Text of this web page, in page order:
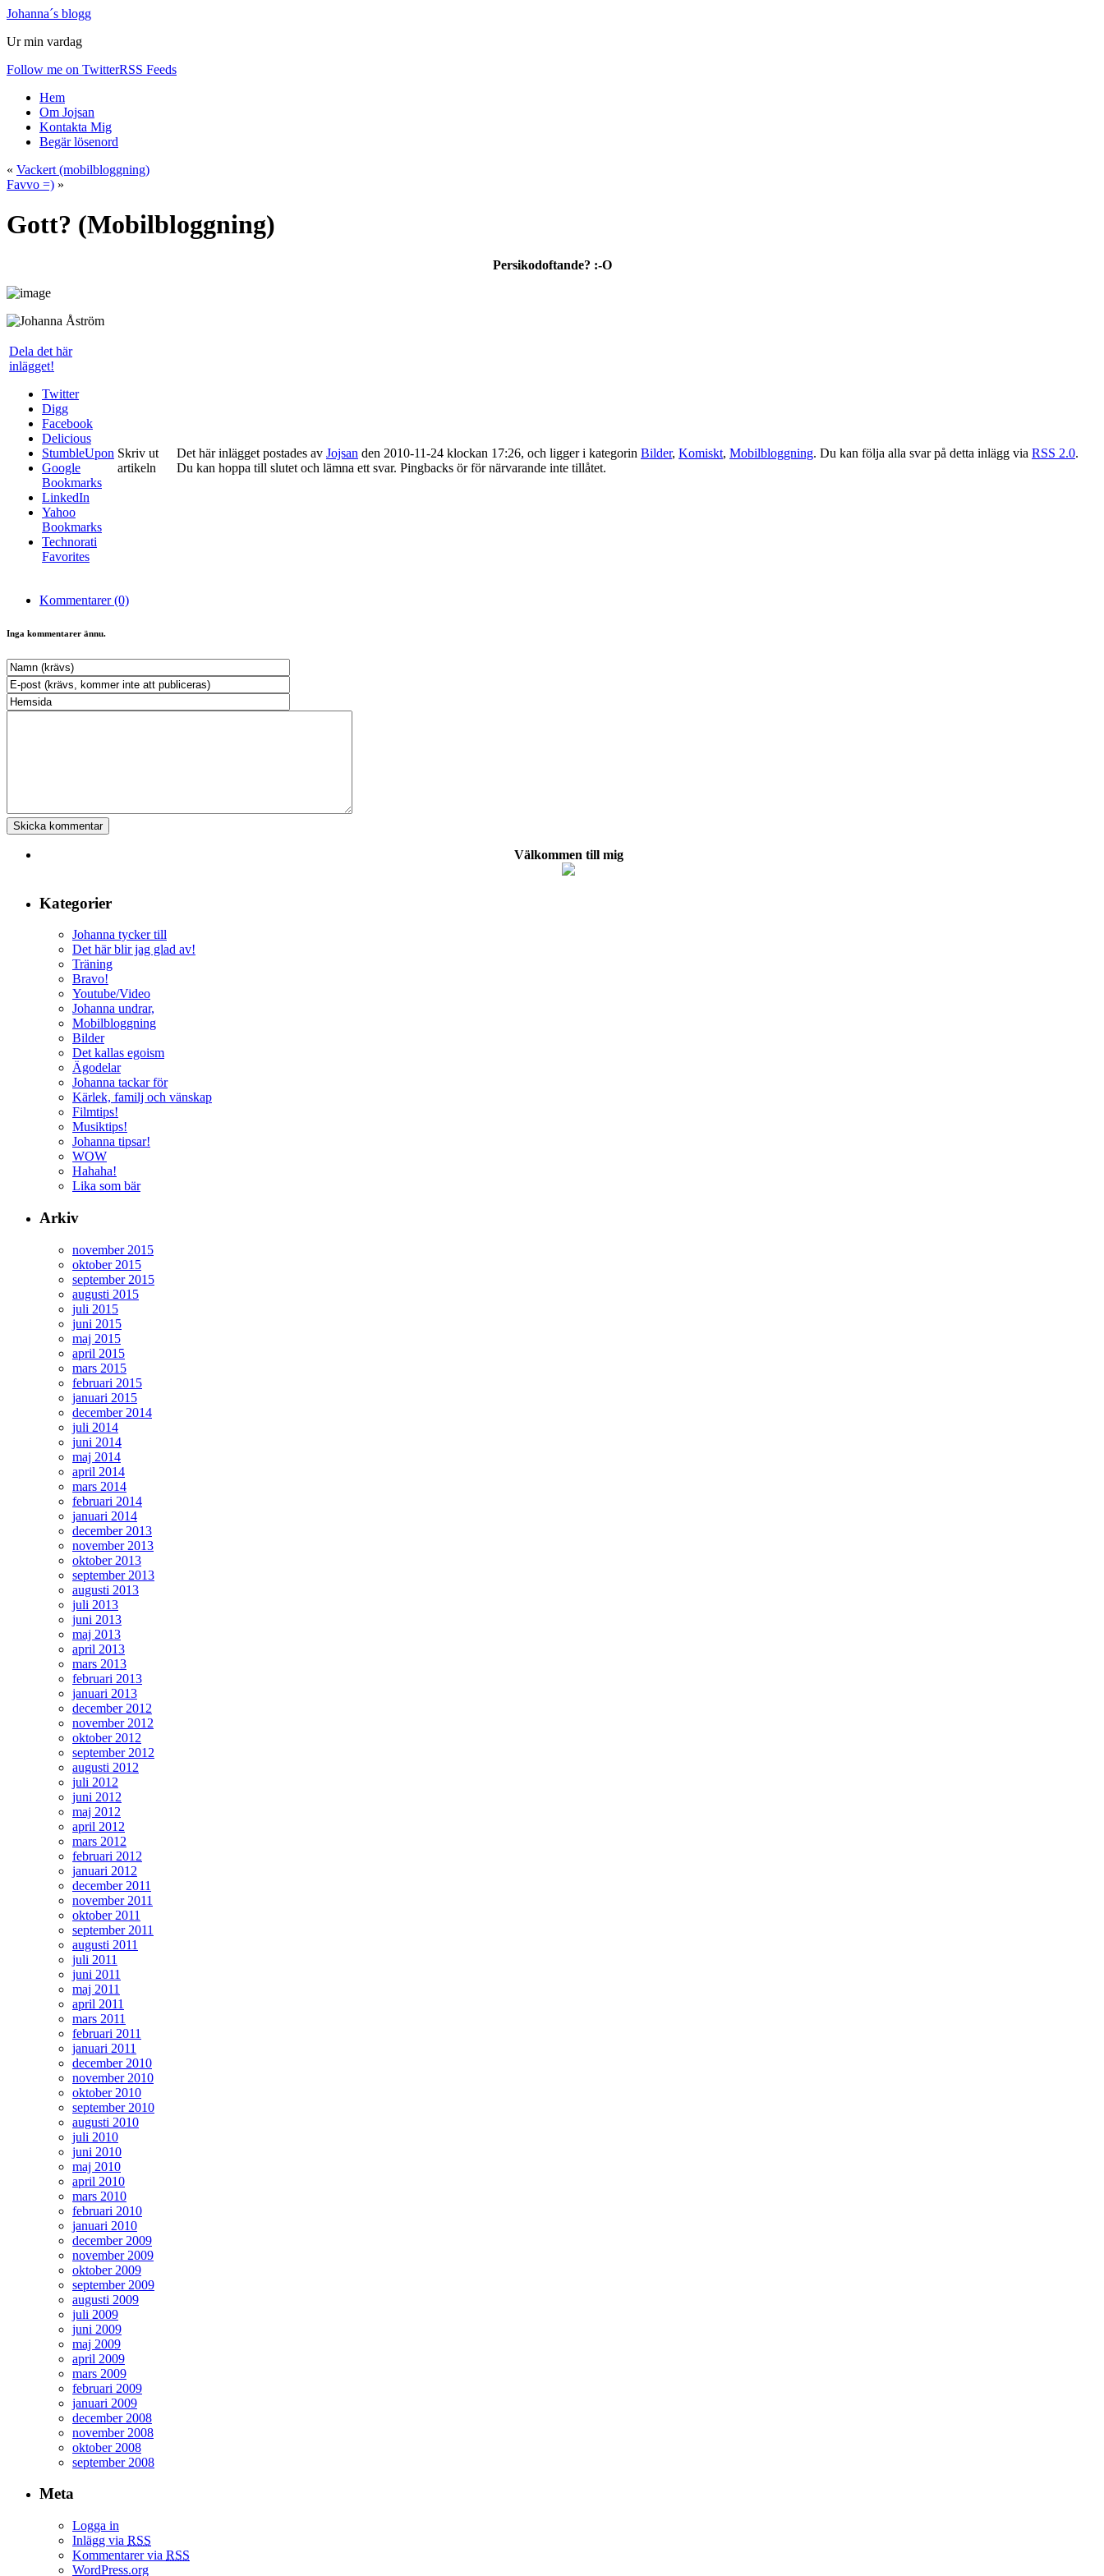
Johanna´s blogg
Ur min vardag
Follow me on TwitterRSS Feeds
Hem
Om Jojsan
Kontakta Mig
Begär lösenord
« Vackert (mobilbloggning)
Favvo =) »
Gott? (Mobilbloggning)
Persikodoftande? :-O
Dela det här
inlägget!
Twitter
Digg
Facebook
Delicious
StumbleUpon
Google
Bookmarks
LinkedIn
Yahoo
Bookmarks
Technorati
Favorites
Skriv ut
artikeln
Det här inlägget postades av Jojsan den 2010-11-24 klockan 17:26, och ligger i kategorin Bilder, Komiskt, Mobilbloggning. Du kan följa alla svar på detta inlägg via RSS 2.0.
Du kan hoppa till slutet och lämna ett svar. Pingbacks ör för närvarande inte tillåtet.
Kommentarer (0)
Inga kommentarer ännu.
Välkommen till mig
Kategorier
Johanna tycker till
Det här blir jag glad av!
Träning
Bravo!
Youtube/Video
Johanna undrar,
Mobilbloggning
Bilder
Det kallas egoism
Ägodelar
Johanna tackar för
Kärlek, familj och vänskap
Filmtips!
Musiktips!
Johanna tipsar!
WOW
Hahaha!
Lika som bär
Arkiv
november 2015
oktober 2015
september 2015
augusti 2015
juli 2015
juni 2015
maj 2015
april 2015
mars 2015
februari 2015
januari 2015
december 2014
juli 2014
juni 2014
maj 2014
april 2014
mars 2014
februari 2014
januari 2014
december 2013
november 2013
oktober 2013
september 2013
augusti 2013
juli 2013
juni 2013
maj 2013
april 2013
mars 2013
februari 2013
januari 2013
december 2012
november 2012
oktober 2012
september 2012
augusti 2012
juli 2012
juni 2012
maj 2012
april 2012
mars 2012
februari 2012
januari 2012
december 2011
november 2011
oktober 2011
september 2011
augusti 2011
juli 2011
juni 2011
maj 2011
april 2011
mars 2011
februari 2011
januari 2011
december 2010
november 2010
oktober 2010
september 2010
augusti 2010
juli 2010
juni 2010
maj 2010
april 2010
mars 2010
februari 2010
januari 2010
december 2009
november 2009
oktober 2009
september 2009
augusti 2009
juli 2009
juni 2009
maj 2009
april 2009
mars 2009
februari 2009
januari 2009
december 2008
november 2008
oktober 2008
september 2008
Meta
Logga in
Inlägg via RSS
Kommentarer via RSS
WordPress.org